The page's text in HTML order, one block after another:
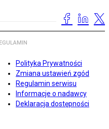
Polityka Prywatności
Zmiana ustawień zgód
Regulamin serwisu
Informacje o nadawcy
Deklaracja dostępności